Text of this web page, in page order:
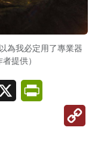
為我必定用了專業器
提供）
X